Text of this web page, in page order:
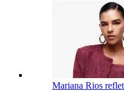
Mariana Rios